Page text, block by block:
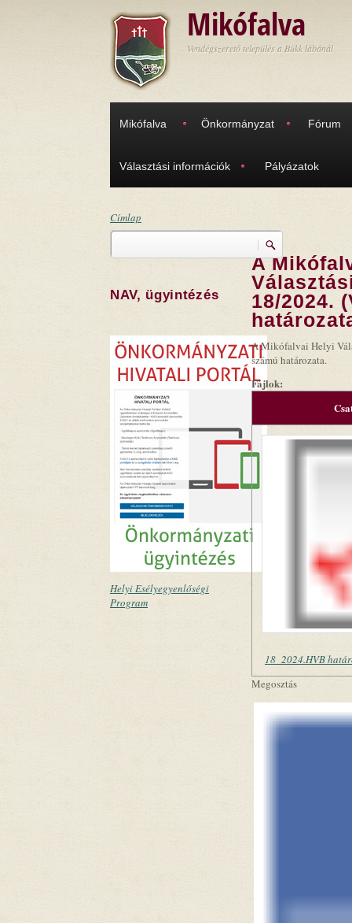
Mikófalva
Vendégszerető település a Bükk lábánál
Mikófalva Önkormányzat Fórum
Választási információk Pályázatok
Címlap
Keresés
NAV, ügyintézés
Helyi Esélyegyenlőségi
Program
A
18/2024.
A Mikófalvai Helyi
számú határozata.
Fájlok:
18_2024.HVB
Megosztás